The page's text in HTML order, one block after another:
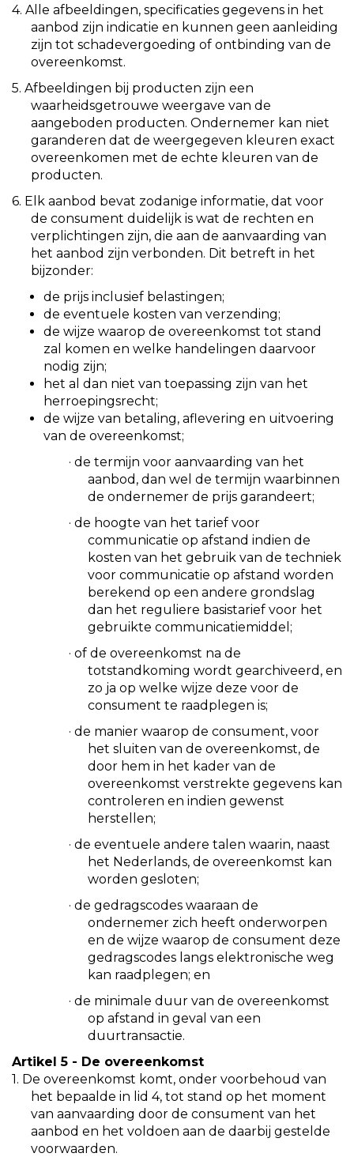
4. Alle afbeeldingen, specificaties gegevens in het
aanbod zijn indicatie en kunnen geen aanleiding
zijn tot schadevergoeding of ontbinding van de
overeenkomst.
5. Afbeeldingen bij producten zijn een
waarheidsgetrouwe weergave van de
aangeboden producten. Ondernemer kan niet
garanderen dat de weergegeven kleuren exact
overeenkomen met de echte kleuren van de
producten.
6. Elk aanbod bevat zodanige informatie, dat voor
de consument duidelijk is wat de rechten en
verplichtingen zijn, die aan de aanvaarding van
het aanbod zijn verbonden. Dit betreft in het
bijzonder:
de prijs inclusief belastingen;
de eventuele kosten van verzending;
de wijze waarop de overeenkomst tot stand
zal komen en welke handelingen daarvoor
nodig zijn;
het al dan niet van toepassing zijn van het
herroepingsrecht;
de wijze van betaling, aflevering en uitvoering
van de overeenkomst;
· de termijn voor aanvaarding van het
aanbod, dan wel de termijn waarbinnen
de ondernemer de prijs garandeert;
· de hoogte van het tarief voor
communicatie op afstand indien de
kosten van het gebruik van de techniek
voor communicatie op afstand worden
berekend op een andere grondslag
dan het reguliere basistarief voor het
gebruikte communicatiemiddel;
· of de overeenkomst na de
totstandkoming wordt gearchiveerd, en
zo ja op welke wijze deze voor de
consument te raadplegen is;
· de manier waarop de consument, voor
het sluiten van de overeenkomst, de
door hem in het kader van de
overeenkomst verstrekte gegevens kan
controleren en indien gewenst
herstellen;
· de eventuele andere talen waarin, naast
het Nederlands, de overeenkomst kan
worden gesloten;
· de gedragscodes waaraan de
ondernemer zich heeft onderworpen
en de wijze waarop de consument deze
gedragscodes langs elektronische weg
kan raadplegen; en
· de minimale duur van de overeenkomst
op afstand in geval van een
duurtransactie.
Artikel 5 - De overeenkomst
1. De overeenkomst komt, onder voorbehoud van
het bepaalde in lid 4, tot stand op het moment
van aanvaarding door de consument van het
aanbod en het voldoen aan de daarbij gestelde
voorwaarden.